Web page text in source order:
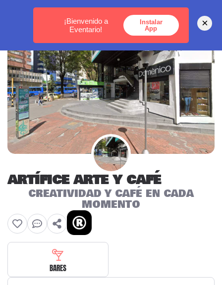
MEDELLÍN - BOGOTÁ - CARTAGENA
ARTÍFICE ARTE Y CAFÉ
CREATIVIDAD Y CAFÉ EN CADA
MOMENTO
BARES
¡Bienvenido a
Eventario!
Instalar
App
×